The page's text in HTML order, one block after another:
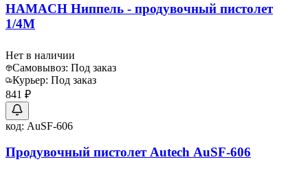
HAMACH Ниппель - продувочный пистолет
1/4М
Нет в наличии
Самовывоз: Под заказ
Курьер: Под заказ
841 ₽
код: AuSF-606
Продувочный пистолет Autech AuSF-606